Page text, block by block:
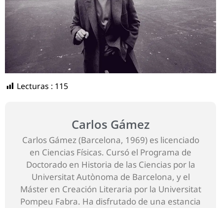
Lecturas : 115
Carlos Gámez
Carlos Gámez (Barcelona, 1969) es licenciado
en Ciencias Físicas. Cursó el Programa de
Doctorado en Historia de las Ciencias por la
Universitat Autònoma de Barcelona, y el
Máster en Creación Literaria por la Universitat
Pompeu Fabra. Ha disfrutado de una estancia